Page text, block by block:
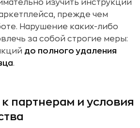
изучить инструкции
прежде чем
Нарушение каких-либо
за собой строгие меры:
до полного удаления
.
партнерам и условия